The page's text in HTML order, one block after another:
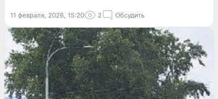
11 февраля, 2026, 15:20 2 Обсудить